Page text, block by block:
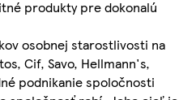
produkty pre dokonalú
osobnej starostlivosti na
Cif, Savo, Hellmann's,
podnikanie spoločnosti